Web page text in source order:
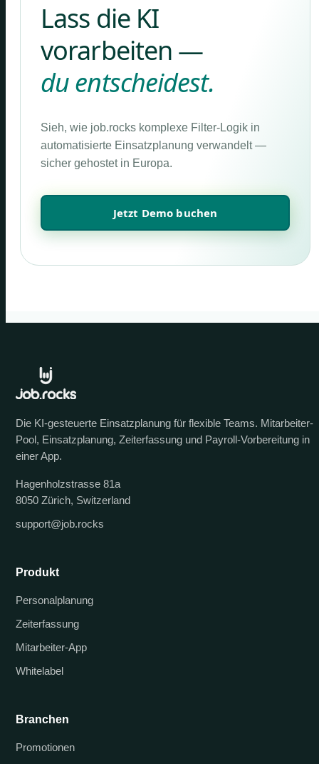
Lass die KI
vorarbeiten —
du entscheidest.
Sieh, wie job.rocks komplexe Filter-Logik in
automatisierte Einsatzplanung verwandelt —
sicher gehostet in Europa.
Jetzt Demo buchen
Die KI-gesteuerte Einsatzplanung für flexible Teams. Mitarbeiter-
Pool, Einsatzplanung, Zeiterfassung und Payroll-Vorbereitung in
einer App.
Hagenholzstrasse 81a
8050 Zürich, Switzerland
support@job.rocks
Produkt
Personalplanung
Zeiterfassung
Mitarbeiter-App
Whitelabel
Branchen
Promotionen